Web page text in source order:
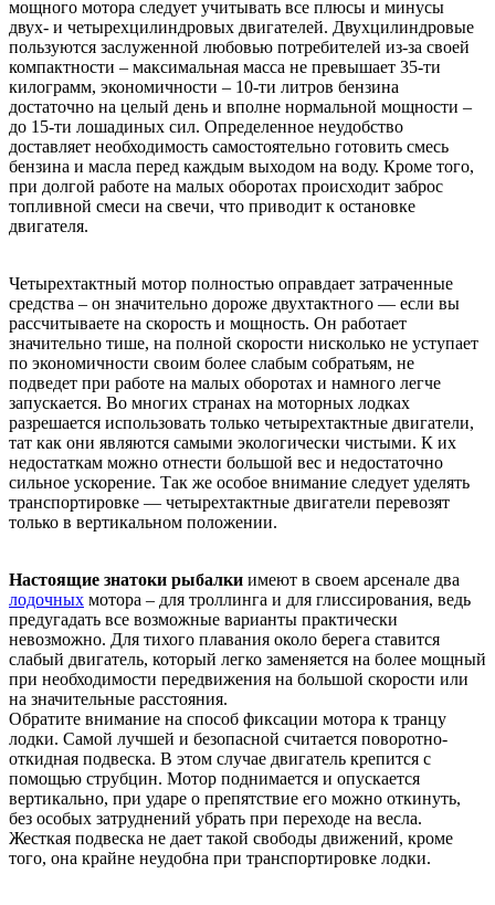
мощного мотора следует учитывать все плюсы и минусы
двух- и четырехцилиндровых двигателей. Двухцилиндровые
пользуются заслуженной любовью потребителей из-за своей
компактности – максимальная масса не превышает 35-ти
килограмм, экономичности – 10-ти литров бензина
достаточно на целый день и вполне нормальной мощности –
до 15-ти лошадиных сил. Определенное неудобство
доставляет необходимость самостоятельно готовить смесь
бензина и масла перед каждым выходом на воду. Кроме того,
при долгой работе на малых оборотах происходит заброс
топливной смеси на свечи, что приводит к остановке
двигателя.
Четырехтактный мотор полностью оправдает затраченные
средства – он значительно дороже двухтактного — если вы
рассчитываете на скорость и мощность. Он работает
значительно тише, на полной скорости нисколько не уступает
по экономичности своим более слабым собратьям, не
подведет при работе на малых оборотах и намного легче
запускается. Во многих странах на моторных лодках
разрешается использовать только четырехтактные двигатели,
тат как они являются самыми экологически чистыми. К их
недостаткам можно отнести большой вес и недостаточно
сильное ускорение. Так же особое внимание следует уделять
транспортировке — четырехтактные двигатели перевозят
только в вертикальном положении.
Настоящие знатоки рыбалки имеют в своем арсенале два
лодочных мотора – для троллинга и для глиссирования, ведь
предугадать все возможные варианты практически
невозможно. Для тихого плавания около берега ставится
слабый двигатель, который легко заменяется на более мощный
при необходимости передвижения на большой скорости или
на значительные расстояния.
Обратите внимание на способ фиксации мотора к транцу
лодки. Самой лучшей и безопасной считается поворотно-
откидная подвеска. В этом случае двигатель крепится с
помощью струбцин. Мотор поднимается и опускается
вертикально, при ударе о препятствие его можно откинуть,
без особых затруднений убрать при переходе на весла.
Жесткая подвеска не дает такой свободы движений, кроме
того, она крайне неудобна при транспортировке лодки.